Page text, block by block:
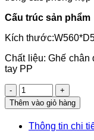
Cấu trúc sản phẩm
Kích
Chất liệu: Ghế chân
tay PP
Số
lượng
Thêm vào giỏ hàng
Thông tin chi